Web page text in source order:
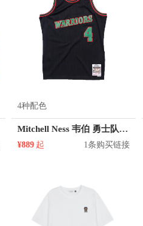
4种配色
Mitchell Ness 韦伯 勇士队 4号球衣
¥889 起 1条购买链接